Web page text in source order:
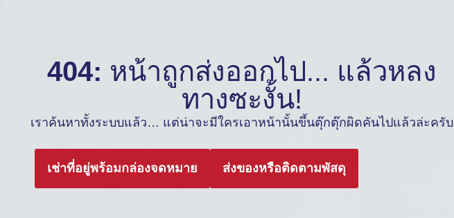
404: หน้าถูกส่งออกไป... แล้วหลง
ทางซะงั้น!
เราค้นหาทั้งระบบแล้ว… แต่น่าจะมีใครเอาหน้านั้นขึ้นตุ๊กตุ๊กผิดคันไปแล้วล่ะครับ
เช่าที่อยู่พร้อมกล่องจดหมาย ส่งของหรือติดตามพัสดุ